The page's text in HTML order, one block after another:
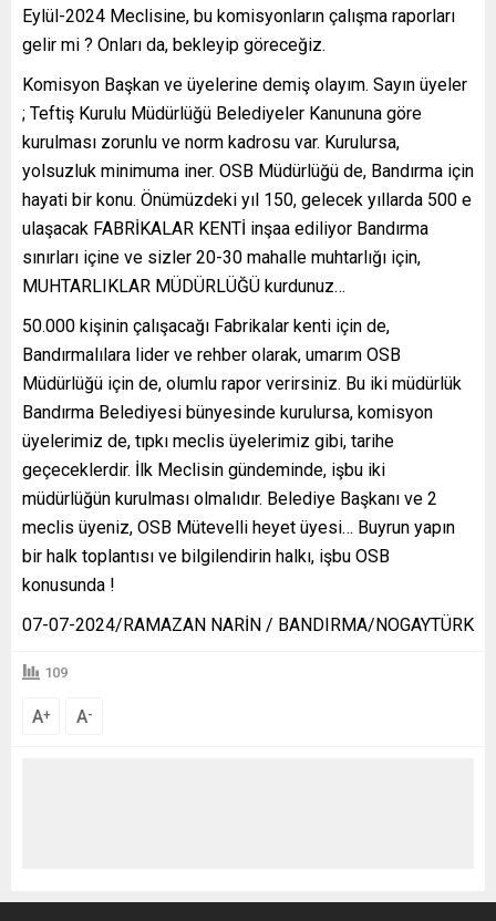
Eylül-2024 Meclisine, bu komisyonların çalışma raporları
gelir mi ? Onları da, bekleyip göreceğiz.
Komisyon Başkan ve üyelerine demiş olayım. Sayın üyeler
; Teftiş Kurulu Müdürlüğü Belediyeler Kanununa göre
kurulması zorunlu ve norm kadrosu var. Kurulursa,
yolsuzluk minimuma iner. OSB Müdürlüğü de, Bandırma için
hayati bir konu. Önümüzdeki yıl 150, gelecek yıllarda 500 e
ulaşacak FABRİKALAR KENTİ inşaa ediliyor Bandırma
sınırları içine ve sizler 20-30 mahalle muhtarlığı için,
MUHTARLIKLAR MÜDÜRLÜĞÜ kurdunuz…
50.000 kişinin çalışacağı Fabrikalar kenti için de,
Bandırmalılara lider ve rehber olarak, umarım OSB
Müdürlüğü için de, olumlu rapor verirsiniz. Bu iki müdürlük
Bandırma Belediyesi bünyesinde kurulursa, komisyon
üyelerimiz de, tıpkı meclis üyelerimiz gibi, tarihe
geçeceklerdir. İlk Meclisin gündeminde, işbu iki
müdürlüğün kurulması olmalıdır. Belediye Başkanı ve 2
meclis üyeniz, OSB Mütevelli heyet üyesi… Buyrun yapın
bir halk toplantısı ve bilgilendirin halkı, işbu OSB
konusunda !
07-07-2024/RAMAZAN NARİN / BANDIRMA/NOGAYTÜRK
109
A+ A-